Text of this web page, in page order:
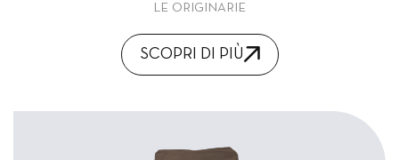
LE ORIGINARIE
SCOPRI DI PIÙ